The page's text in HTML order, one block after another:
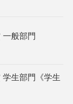
一般部門
生部門《学生